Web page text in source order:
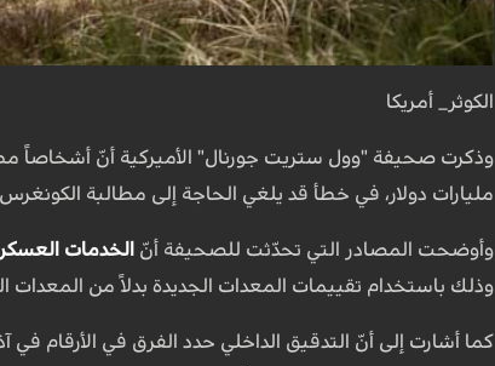
الكوثر_ أمريكا
وذكرت صحيفة "وول ستريت جورنال" الأميركية أنّ أشخاصاً
مليارات دولار، في خطأ قد يلغي الحاجة إلى مطالبة
وأوضحت المصادر التي تحدّثت للصحيفة أنّ الخدمات
وذلك باستخدام تقييمات المعدات الجديدة بدلاً من المعدات
كما أشارت إلى أنّ التدقيق الداخلي حدد الفرق في الأرقام في